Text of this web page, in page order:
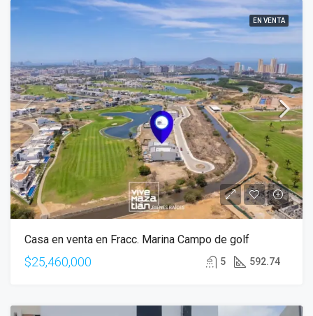
EN VENTA
Casa en venta en Fracc. Marina Campo de golf
$25,460,000 5 592.74